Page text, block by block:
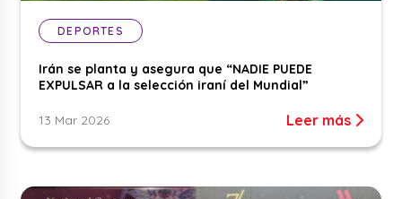
DEPORTES
Irán se planta y asegura que “NADIE PUEDE
EXPULSAR a la selección iraní del Mundial”
13 Mar 2026 Leer más